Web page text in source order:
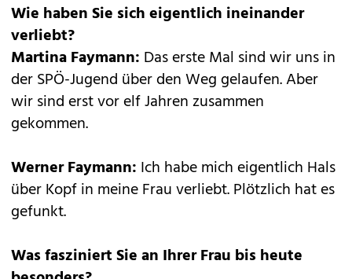
Wie haben Sie sich eigentlich ineinander
verliebt?
Martina Faymann: Das erste Mal sind wir uns in
der SPÖ-Jugend über den Weg gelaufen. Aber
wir sind erst vor elf Jahren zusammen
gekommen.
Werner Faymann: Ich habe mich eigentlich Hals
über Kopf in meine Frau verliebt. Plötzlich hat es
gefunkt.
Was fasziniert Sie an Ihrer Frau bis heute